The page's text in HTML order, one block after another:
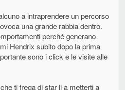
a intraprendere un percorso
una grande rabbia dentro.
perché generano
Hendrix subito dopo la prima
sono i click e le visite alle
ti frega di star li a metterti a